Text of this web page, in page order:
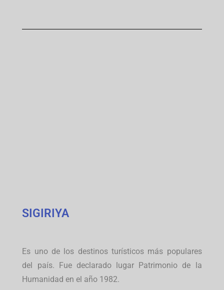
SIGIRIYA
Es uno de los destinos turísticos más populares
del país. Fue declarado lugar Patrimonio de la
Humanidad en el año 1982.